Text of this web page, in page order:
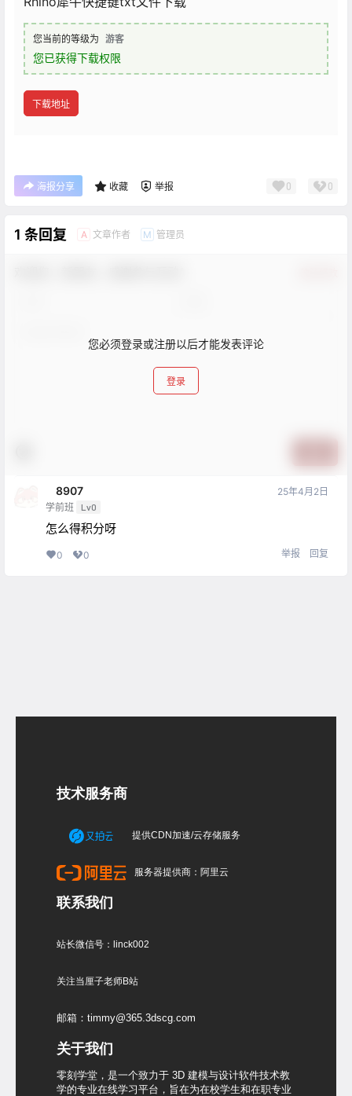
您当前的等级为 游客
您已获得下载权限
下载地址
海报分享 收藏 举报 0 0
1 条回复 A 文章作者 M 管理员
您必须登录或注册以后才能发表评论
登录
ㅤ8907
学前班 Lv0
25年4月2日
怎么得积分呀
0 0 举报 回复
技术服务商
提供CDN加速/云存储服务
服务器提供商：阿里云
联系我们
站长微信号：linck002
关注当厘子老师B站
邮箱：timmy@365.3dscg.com
关于我们
零刻学堂，是一个致力于 3D 建模与设计软件技术教
学的专业在线学习平台，旨在为在校学生和在职专业